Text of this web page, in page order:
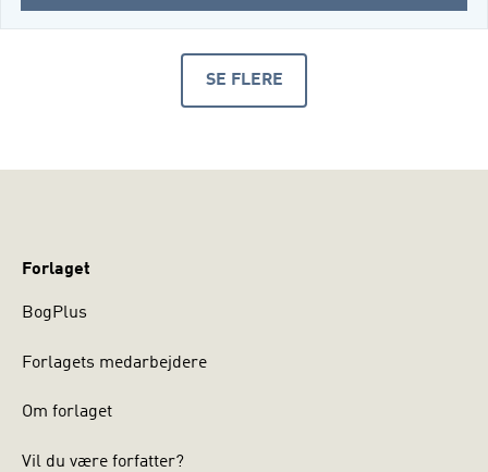
SE FLERE
Forlaget
BogPlus
Forlagets medarbejdere
Om forlaget
Vil du være forfatter?